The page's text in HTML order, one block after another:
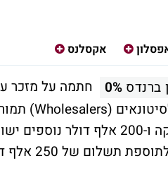
אקסלנס
ברנדס 0%
חתמה על מזכר
מכן.